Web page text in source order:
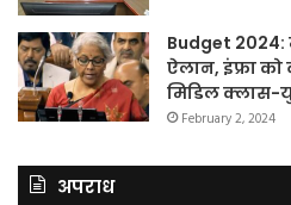
Budget 2024:
ऐलान, इंफ्रा को
मिडिल क्लास-
February 2, 2024
अपराध